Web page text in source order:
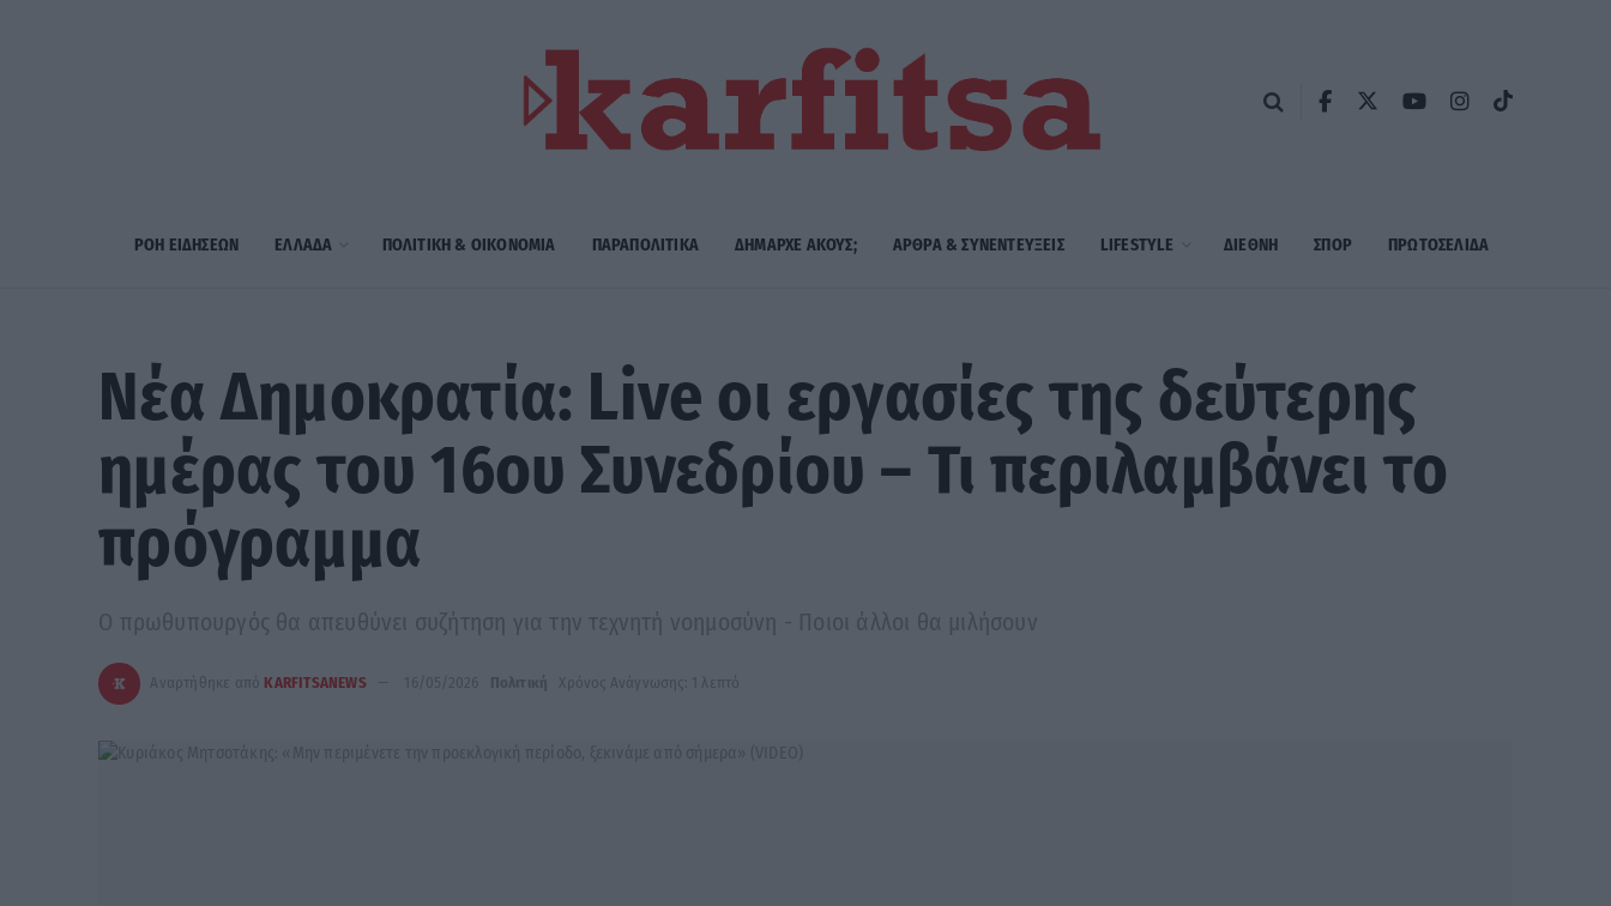
ΡΟΗ ΕΙΔΗΣΕΩΝ ΕΛΛΑΔΑ ΠΟΛΙΤΙΚΗ & ΟΙΚΟΝΟΜΙΑ ΠΑΡΑΠΟΛΙΤΙΚΑ ΔΗΜΑΡΧE ΑΚΟΥΣ; ΑΡΘΡΑ & ΣΥΝΕΝΤΕΥΞΕΙΣ LIFESTYLE ΔΙΕΘΝΗ ΣΠΟΡ ΠΡΩΤΟΣΈΛΙΔΑ
Νέα Δημοκρατία: Live οι εργασίες της δεύτερης
ημέρας του 16ου Συνεδρίου – Τι περιλαμβάνει το
πρόγραμμα
Ο πρωθυπουργός θα απευθύνει συζήτηση για την τεχνητή νοημοσύνη - Ποιοι άλλοι θα μιλήσουν
Αναρτήθηκε από KARFITSANEWS 16/05/2026 Πολιτική Χρόνος Ανάγνωσης: 1 λεπτό